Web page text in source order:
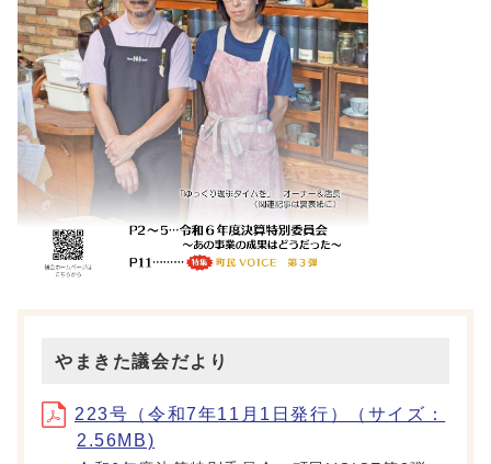
やまきた議会だより
223号（令和7年11月1日発行）（サイズ：
2.56MB)